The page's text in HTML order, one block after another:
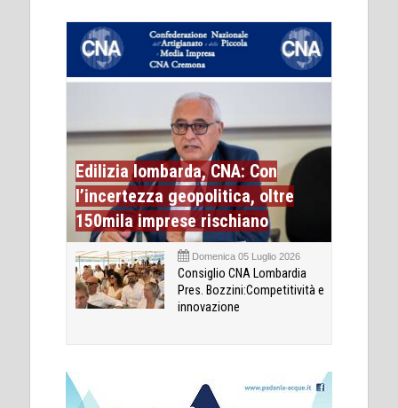
Edilizia lombarda, CNA: Con
l’incertezza geopolitica, oltre
150mila imprese rischiano
Domenica 05 Luglio 2026
Consiglio CNA Lombardia
Pres. Bozzini:Competitività e
innovazione